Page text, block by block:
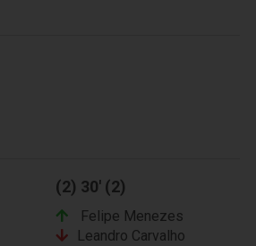
(2) 30' (2)
Felipe Menezes
Leandro Carvalho